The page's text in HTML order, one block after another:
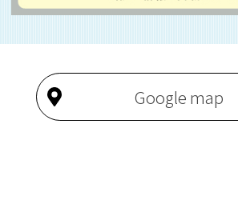
Google map